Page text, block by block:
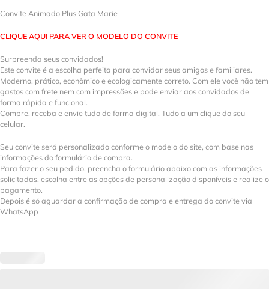
Convite Animado Plus Gata Marie
CLIQUE AQUI PARA VER O MODELO DO CONVITE
Surpreenda seus convidados!
Este convite é a escolha perfeita para convidar seus amigos e familiares.
Moderno, prático, econômico e ecologicamente correto. Com ele você não tem
gastos com frete nem com impressões e pode enviar aos convidados de
forma rápida e funcional.
Compre, receba e envie tudo de forma digital. Tudo a um clique do seu
celular.
Seu convite será personalizado conforme o modelo do site, com base nas
informações do formulário de compra.
Para fazer o seu pedido, preencha o formulário abaixo com as informações
solicitadas, escolha entre as opções de personalização disponíveis e realize o
pagamento.
Depois é só aguardar a confirmação de compra e entrega do convite via
WhatsApp